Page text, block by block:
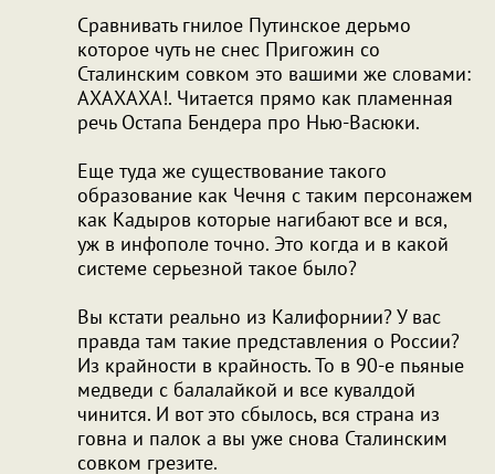
Сравнивать гнилое Путинское дерьмо
которое чуть не снес Пригожин со
Сталинским совком это вашими же словами:
АХАХАХА!. Читается прямо как пламенная
речь Остапа Бендера про Нью-Васюки.
Еще туда же существование такого
образование как Чечня с таким персонажем
как Кадыров которые нагибают все и вся,
уж в инфополе точно. Это когда и в какой
системе серьезной такое было?
Вы кстати реально из Калифорнии? У вас
правда там такие представления о России?
Из крайности в крайность. То в 90-е пьяные
медведи с балалайкой и все кувалдой
чинится. И вот это сбылось, вся страна из
говна и палок а вы уже снова Сталинским
совком грезите.